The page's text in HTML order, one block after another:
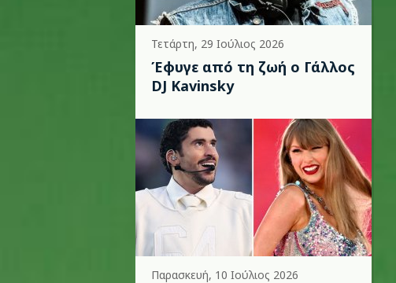
Τετάρτη, 29 Ιούλιος 2026
Έφυγε από τη ζωή ο Γάλλος
DJ Kavinsky
Παρασκευή, 10 Ιούλιος 2026